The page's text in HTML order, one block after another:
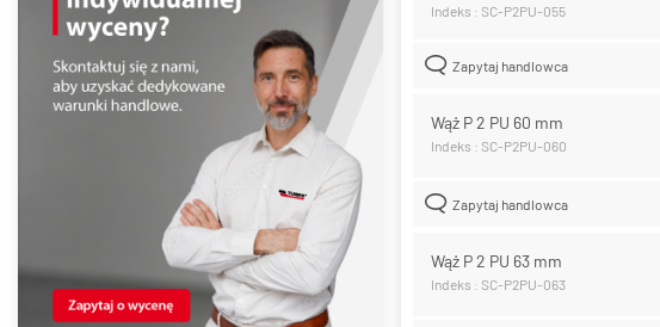
Indeks : SC-P2PU-055
Zapytaj handlowca
Wąż P 2 PU 60 mm
Indeks : SC-P2PU-060
Zapytaj handlowca
Wąż P 2 PU 63 mm
Indeks : SC-P2PU-063